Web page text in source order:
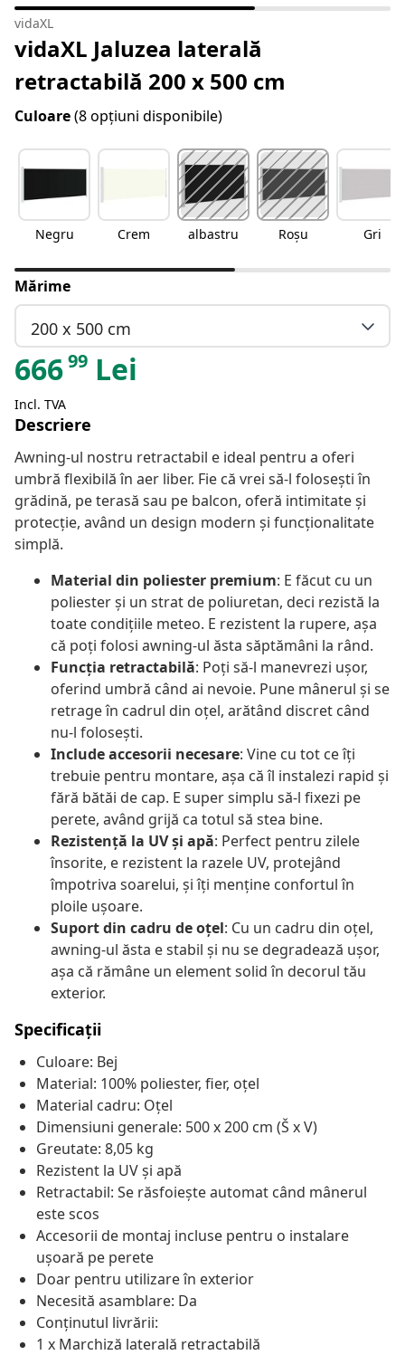
vidaXL
vidaXL Jaluzea laterală
retractabilă 200 x 500 cm
Culoare(8 opțiuni disponibile)
Negru Crem albastru Roșu Gri
Mărime
200 x 500 cm
66699 Lei
Incl. TVA
Descriere
Awning-ul nostru retractabil e ideal pentru a oferi
umbră flexibilă în aer liber. Fie că vrei să-l folosești în
grădină, pe terasă sau pe balcon, oferă intimitate și
protecție, având un design modern și funcționalitate
simplă.
Material din poliester premium: E făcut cu un
poliester și un strat de poliuretan, deci rezistă la
toate condițiile meteo. E rezistent la rupere, așa
că poți folosi awning-ul ăsta săptămâni la rând.
Funcția retractabilă: Poți să-l manevrezi ușor,
oferind umbră când ai nevoie. Pune mânerul și se
retrage în cadrul din oțel, arătând discret când
nu-l folosești.
Include accesorii necesare: Vine cu tot ce îți
trebuie pentru montare, așa că îl instalezi rapid și
fără bătăi de cap. E super simplu să-l fixezi pe
perete, având grijă ca totul să stea bine.
Rezistență la UV și apă: Perfect pentru zilele
însorite, e rezistent la razele UV, protejând
împotriva soarelui, și îți menține confortul în
ploile ușoare.
Suport din cadru de oțel: Cu un cadru din oțel,
awning-ul ăsta e stabil și nu se degradează ușor,
așa că rămâne un element solid în decorul tău
exterior.
Specificații
Culoare: Bej
Material: 100% poliester, fier, oțel
Material cadru: Oțel
Dimensiuni generale: 500 x 200 cm (Š x V)
Greutate: 8,05 kg
Rezistent la UV și apă
Retractabil: Se răsfoiește automat când mânerul
este scos
Accesorii de montaj incluse pentru o instalare
ușoară pe perete
Doar pentru utilizare în exterior
Necesită asamblare: Da
Conținutul livrării:
1 x Marchiză laterală retractabilă